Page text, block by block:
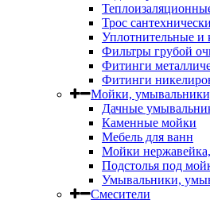
Трос
Уплотнительные и
Фильтры грубой
Фитинги
Фитинги
Мойки,
Дачные
Каменные мойки
Мебель для ванн
Мойки нержавейка,
Подстолья под
Умывальники,
Смесители